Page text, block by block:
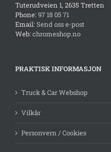
Tilhenger
Universal
Volkswagen
Tuterudveien 1, 2635 Tretten
Phone:97 18 05 71
Email:Send oss e-post
Web:chromeshop.no
PRAKTISK INFORMASJON
Truck & Car Webshop
Vilkår
Personvern / Cookies